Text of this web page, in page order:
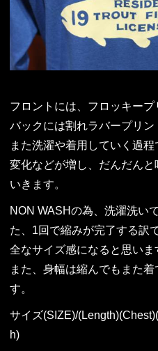
フロントには、フロッキープ
バックには割れラバープリン
また洗濯や着用していく過
変化などが増し、だんだん
いきます。
NON WASHの為、洗濯洗い
た、1回で縮みが完了する訳
全なサイズ感になると思いま
また、身幅は縮んでもまた
す。
サイズ(SIZE)/
h)